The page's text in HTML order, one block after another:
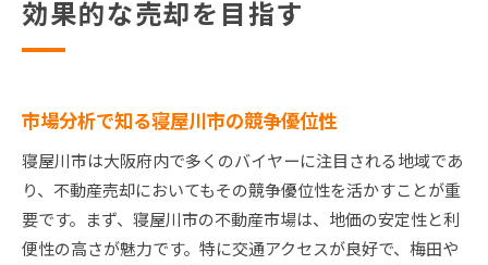
効果的な売却を目指す
市場分析で知る寝屋川市の競争優位性
寝屋川市は大阪府内で多くのバイヤーに注目される地域であ
り、不動産売却においてもその競争優位性を活かすことが重
要です。まず、寝屋川市の不動産市場は、地価の安定性と利
便性の高さが魅力です。特に交通アクセスが良好で、梅田や